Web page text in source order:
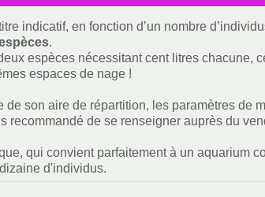
indicatif, en fonction d’un nombre
.
espèces nécessitant cent litres chacune,
espaces de nage !
de son aire de répartition, les paramètres de
recommandé de se renseigner auprès du
qui convient parfaitement à un aquarium
d'individus.